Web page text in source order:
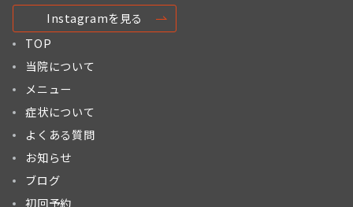
Instagramを見る
TOP
当院について
メニュー
症状について
よくある質問
お知らせ
ブログ
初回予約